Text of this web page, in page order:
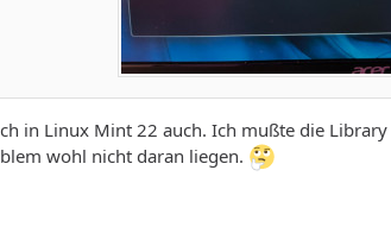
in Linux Mint 22 auch. Ich mußte die
wohl nicht daran liegen.